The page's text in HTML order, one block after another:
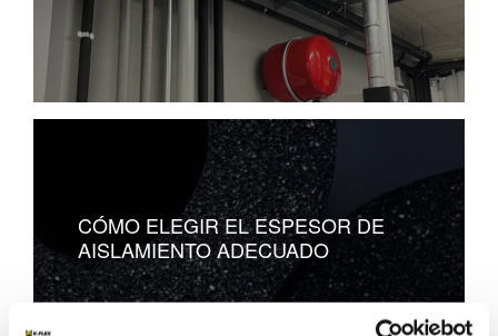
CÓMO ELEGIR EL ESPESOR DE
AISLAMIENTO ADECUADO